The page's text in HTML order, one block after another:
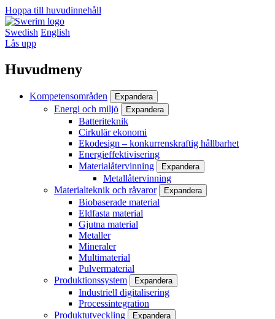
Hoppa till huvudinnehåll
Swedish English
Lås upp
Huvudmeny
Kompetensområden Expandera
Energi och miljö Expandera
Batteriteknik
Cirkulär ekonomi
Ekodesign – konkurrenskraftig hållbarhet
Energieffektivisering
Materialåtervinning
Expandera
Metallåtervinning
Materialteknik och råvaror
Expandera
Biobaserade material
Eldfasta material
Gjutna material
Metaller
Mineraler
Multimaterial
Pulvermaterial
Produktionssystem
Expandera
Industriell digitalisering
Processintegration
Produktutveckling
Expandera